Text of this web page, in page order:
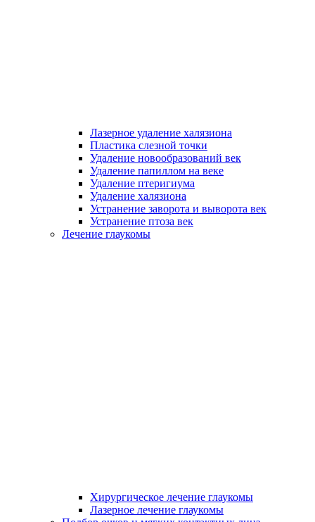
Лазерное удаление халязиона
Пластика слезной точки
Удаление новообразований век
Удаление папиллом на веке
Удаление птеригиума
Удаление халязиона
Устранение заворота и выворота век
Устранение птоза век
Лечение глаукомы
Хирургическое лечение глаукомы
Лазерное лечение глаукомы